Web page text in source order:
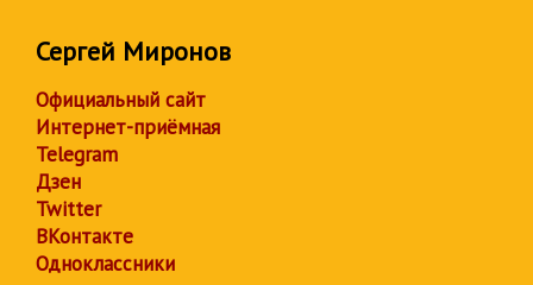
Сергей Миронов
Официальный сайт
Интернет-приёмная
Telegram
Дзен
Twitter
ВКонтакте
Одноклассники